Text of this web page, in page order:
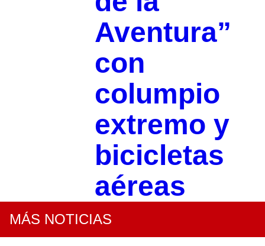
Aventura”
con
columpio
extremo y
bicicletas
aéreas
MÁS NOTICIAS